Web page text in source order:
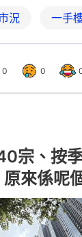
況 一手
0 0
宗、按
來係呢